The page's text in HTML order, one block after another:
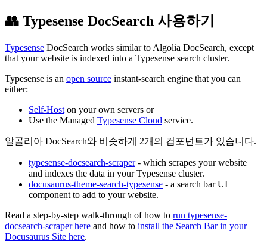
👥 Typesense DocSearch 사용하기
Typesense DocSearch works similar to Algolia DocSearch, except
that your website is indexed into a Typesense search cluster.
Typesense is an open source instant-search engine that you can
either:
Self-Host on your own servers or
Use the Managed Typesense Cloud service.
알골리아 DocSearch와 비슷하게 2개의 컴포넌트가 있습니다.
typesense-docsearch-scraper- which scrapes your website
and indexes the data in your Typesense cluster.
docusaurus-theme-search-typesense - a search bar UI
component to add to your website.
Read a step-by-step walk-through of how to run typesense-
docsearch-scraper here and how to install the Search Bar in your
Docusaurus Site here.